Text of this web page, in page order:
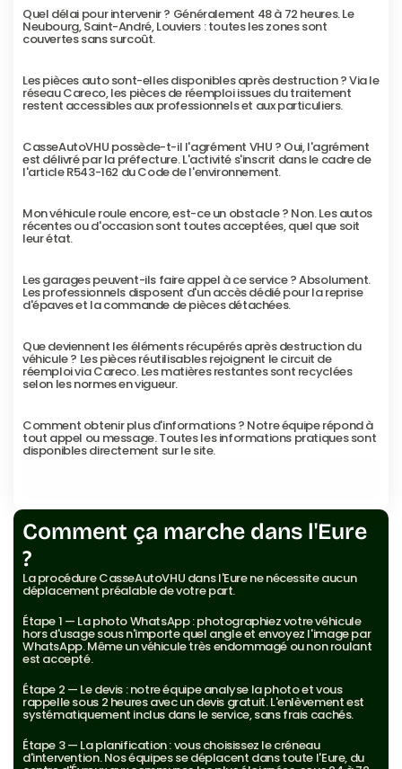
Quel délai pour intervenir ? Généralement 48 à 72 heures. Le
Neubourg, Saint-André, Louviers : toutes les zones sont
couvertes sans surcoût.
Les pièces auto sont-elles disponibles après destruction ? Via le
réseau Careco, les pièces de réemploi issues du traitement
restent accessibles aux professionnels et aux particuliers.
CasseAutoVHU possède-t-il l'agrément VHU ? Oui, l'agrément
est délivré par la préfecture. L'activité s'inscrit dans le cadre de
l'article R543-162 du Code de l'environnement.
Mon véhicule roule encore, est-ce un obstacle ? Non. Les autos
récentes ou d'occasion sont toutes acceptées, quel que soit
leur état.
Les garages peuvent-ils faire appel à ce service ? Absolument.
Les professionnels disposent d'un accès dédié pour la reprise
d'épaves et la commande de pièces détachées.
Que deviennent les éléments récupérés après destruction du
véhicule ? Les pièces réutilisables rejoignent le circuit de
réemploi via Careco. Les matières restantes sont recyclées
selon les normes en vigueur.
Comment obtenir plus d'informations ? Notre équipe répond à
tout appel ou message. Toutes les informations pratiques sont
disponibles directement sur le site.
Comment ça marche dans l'Eure
?
La procédure CasseAutoVHU dans l'Eure ne nécessite aucun
déplacement préalable de votre part.
Étape 1 — La photo WhatsApp : photographiez votre véhicule
hors d'usage sous n'importe quel angle et envoyez l'image par
WhatsApp. Même un véhicule très endommagé ou non roulant
est accepté.
Étape 2 — Le devis : notre équipe analyse la photo et vous
rappelle sous 2 heures avec un devis gratuit. L'enlèvement est
systématiquement inclus dans le service, sans frais cachés.
Étape 3 — La planification : vous choisissez le créneau
d'intervention. Nos équipes se déplacent dans toute l'Eure, du